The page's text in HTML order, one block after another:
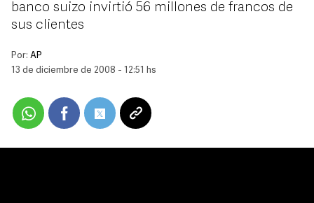
banco suizo invirtió 56 millones de francos de
sus clientes
Por: AP
13 de diciembre de 2008 - 12:51 hs